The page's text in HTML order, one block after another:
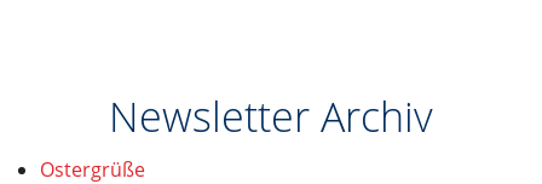
Newsletter Archiv
Ostergrüße